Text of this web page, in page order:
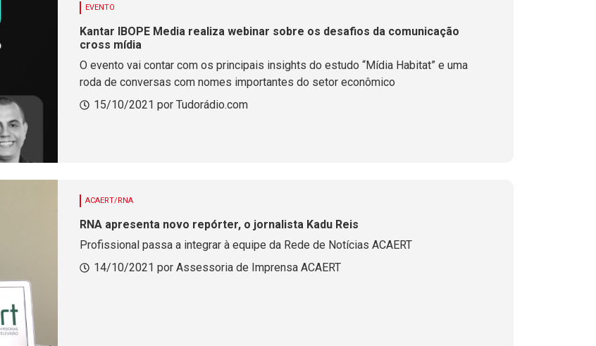
EVENTO
Kantar IBOPE Media realiza webinar sobre os desafios da comunicação
cross mídia
O evento vai contar com os principais insights do estudo “Mídia Habitat” e uma
roda de conversas com nomes importantes do setor econômico
15/10/2021 por Tudorádio.com
ACAERT/RNA
RNA apresenta novo repórter, o jornalista Kadu Reis
Profissional passa a integrar à equipe da Rede de Notícias ACAERT
14/10/2021 por Assessoria de Imprensa ACAERT